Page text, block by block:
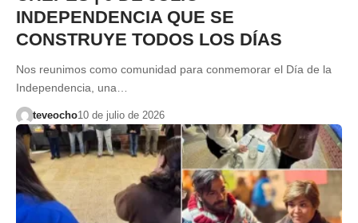
INDEPENDENCIA QUE SE
CONSTRUYE TODOS LOS DÍAS
Nos reunimos como comunidad para conmemorar el Día de la
Independencia, una…
teveocho10 de julio de 2026